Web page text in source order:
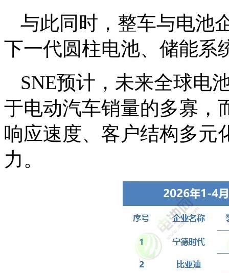
与此同时，整车与电池
下一代圆柱电池、储能系
SNE预计，未来全球电
于电动汽车销量的多寡，
响应速度、客户结构多元
力。